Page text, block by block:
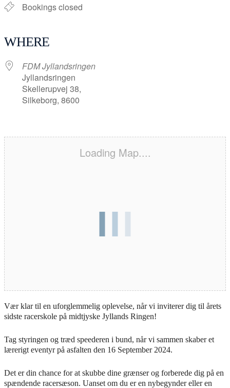
Bookings closed
WHERE
FDM Jyllandsringen
Jyllandsringen
Skellerupvej 38,
Silkeborg, 8600
Loading Map....
Vær klar til en uforglemmelig oplevelse, når vi inviterer dig til årets
sidste racerskole på midtjyske Jyllands Ringen!
Tag styringen og træd speederen i bund, når vi sammen skaber et
lærerigt eventyr på asfalten den 16 September 2024.
Det er din chance for at skubbe dine grænser og forberede dig på en
spændende racersæson. Uanset om du er en nybegynder eller en